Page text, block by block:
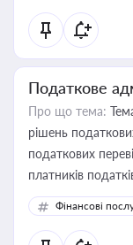
Податкове
Про що тема:
рішень
податкових
платників
Фінансові